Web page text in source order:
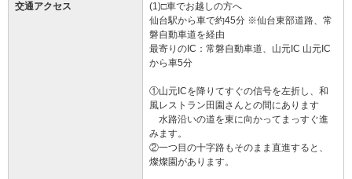
交通アクセス
(1)□車でお越しの方へ
仙台駅から車で約45分 ※仙台東部道路、常
磐自動車道を経由
最寄りのIC：常磐自動車道、山元IC 山元IC
から車5分
①山元ICを降りてすぐの信号を左折し、和
風レストラン田園さんとの間にあります
水路沿いの道を東に向かってまっすぐ進
みます。
②一つ目の十字路もそのまま直進すると、
燦燦園があります。